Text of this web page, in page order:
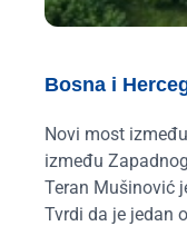
Bosna i
Novi most
između
Teran Mušinović
Tvrdi da je jedan